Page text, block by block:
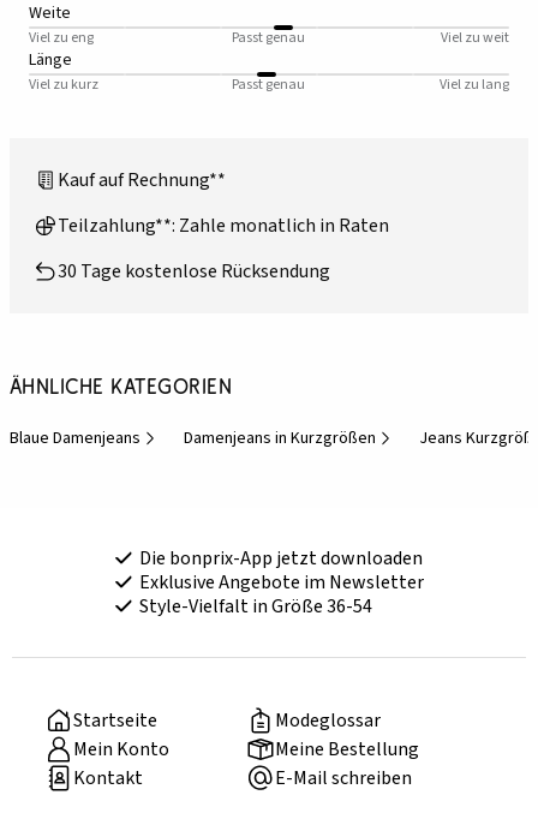
Weite
Viel zu eng Passt genau Viel zu weit
Länge
Viel zu kurz Passt genau Viel zu lang
Kauf auf Rechnung**
Teilzahlung**: Zahle monatlich in Raten
30 Tage kostenlose Rücksendung
Ähnliche Kategorien
Blaue Damenjeans Damenjeans in Kurzgrößen Jeans
Die bonprix-App jetzt downloaden
Exklusive Angebote im Newsletter
Style-Vielfalt in Größe 36-54
Startseite
Modeglossar
Mein Konto
Meine Bestellung
Kontakt
E-Mail schreiben